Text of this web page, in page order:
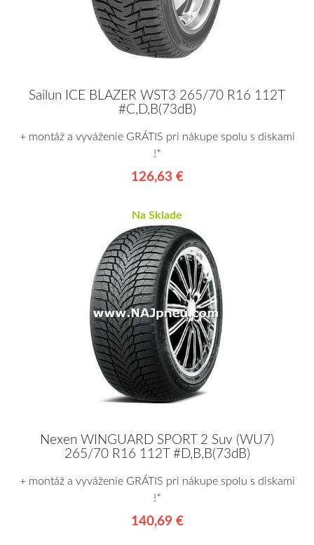
Sailun ICE BLAZER WST3 265/70 R16 112T
#C,D,B(73dB)
+ montáž a vyváženie GRÁTIS pri nákupe spolu s diskami
!*
126,63 €
Na Sklade
Nexen WINGUARD SPORT 2 Suv (WU7)
265/70 R16 112T #D,B,B(73dB)
+ montáž a vyváženie GRÁTIS pri nákupe spolu s diskami
!*
140,69 €